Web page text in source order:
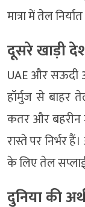
मात्रा में तेल
दूसरे खाड़ी
UAE और सऊदी
हॉर्मुज से बाहर
कतर और बहरीन
रास्ते पर निर्भर
के लिए तेल
दुनिया की